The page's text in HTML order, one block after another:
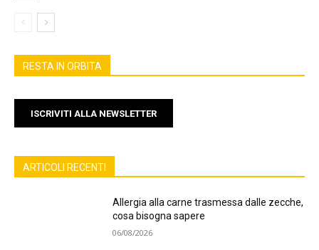
RESTA IN ORBITA
ISCRIVITI ALLA NEWSLETTER
ARTICOLI RECENTI
Allergia alla carne trasmessa dalle zecche,
cosa bisogna sapere
06/08/2026